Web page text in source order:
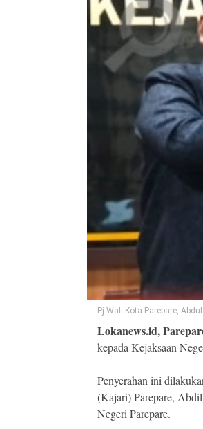
Pj Wali Kota Parepare,
Lokanews.id,
kepada Kejaksaan
Penyerahan ini
(Kajari) Parepare,
Negeri Parepare.